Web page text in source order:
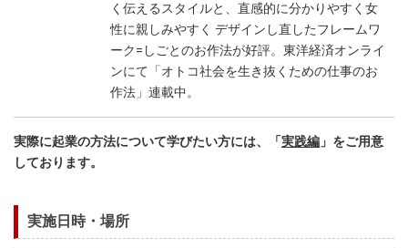
く伝えるスタイルと、直感的に分かりやすく女
性に親しみやすく デザインし直したフレームワ
ーク=しごとのお作法が好評。東洋経済オンライ
ンにて「オトコ社会を生き抜くための仕事のお
作法」連載中。
実際に起業の方法について学びたい方には、「実践編 」をご用意
しております。
実施日時・場所